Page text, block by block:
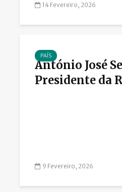
14 Fevereiro, 2026
PAÍS
António José
Presidente da
9 Fevereiro, 2026